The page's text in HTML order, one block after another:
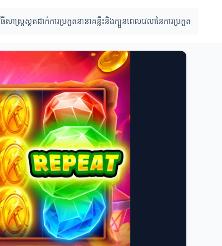
ធីសាស្រ្តស្លតដាក់ការប្រកួតនានាគន្លឹះនិងក្បួនពេលវេលានៃការប្រកួត